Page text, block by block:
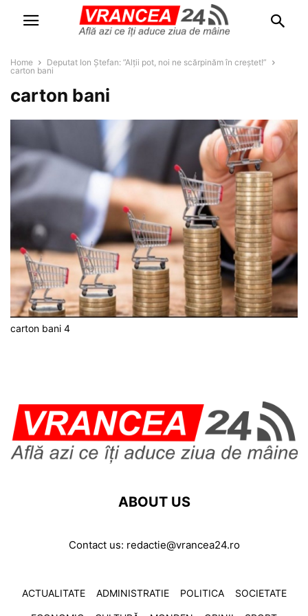
Home
Deputat Ion Ștefan: ”Alții pot, noi ne scărpinăm în creștet!”
carton bani
carton bani
carton bani 4
ABOUT US
Contact us: redactie@vrancea24.ro
ACTUALITATE ADMINISTRATIE POLITICA SOCIETATE